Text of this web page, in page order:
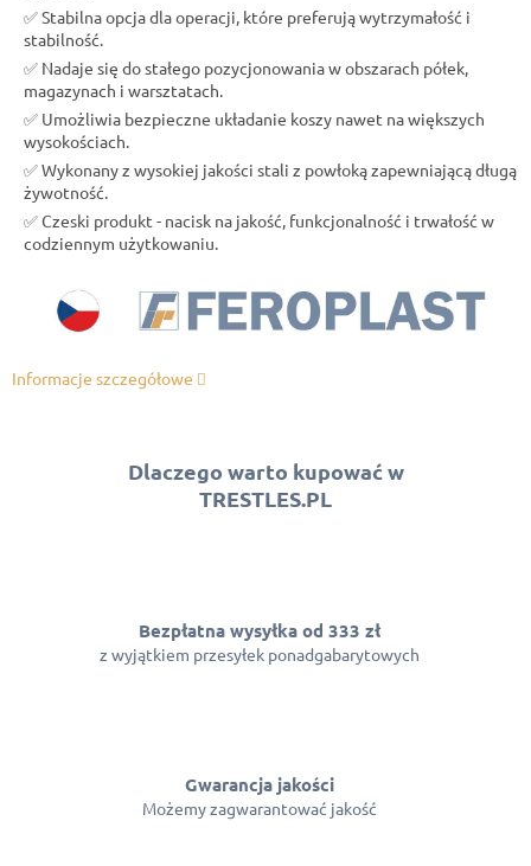
✅ Stabilna opcja dla operacji, które preferują wytrzymałość i
stabilność.
✅ Nadaje się do stałego pozycjonowania w obszarach półek,
magazynach i warsztatach.
✅ Umożliwia bezpieczne układanie koszy nawet na większych
wysokościach.
✅ Wykonany z wysokiej jakości stali z powłoką zapewniającą długą
żywotność.
✅ Czeski produkt - nacisk na jakość, funkcjonalność i trwałość w
codziennym użytkowaniu.
Informacje szczegółowe
Dlaczego warto kupować w
TRESTLES.PL
Bezpłatna wysyłka od 333 zł
z wyjątkiem przesyłek ponadgabarytowych
Gwarancja jakości
Możemy zagwarantować jakość